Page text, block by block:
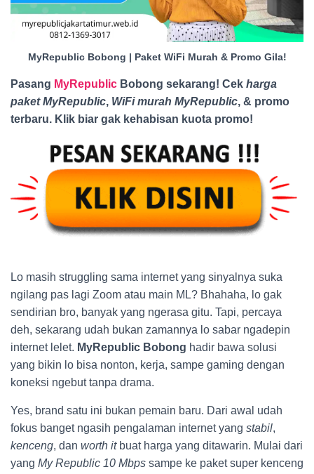
MyRepublic Bobong | Paket WiFi Murah & Promo Gila!
Pasang MyRepublic Bobong sekarang! Cek harga
paket MyRepublic, WiFi murah MyRepublic, & promo
terbaru. Klik biar gak kehabisan kuota promo!
Lo masih struggling sama internet yang sinyalnya suka
ngilang pas lagi Zoom atau main ML? Bhahaha, lo gak
sendirian bro, banyak yang ngerasa gitu. Tapi, percaya
deh, sekarang udah bukan zamannya lo sabar ngadepin
internet lelet. MyRepublic Bobong hadir bawa solusi
yang bikin lo bisa nonton, kerja, sampe gaming dengan
koneksi ngebut tanpa drama.
Yes, brand satu ini bukan pemain baru. Dari awal udah
fokus banget ngasih pengalaman internet yang stabil,
kenceng, dan worth itbuat harga yang ditawarin. Mulai dari
yang My Republic 10 Mbps sampe ke paket super kenceng